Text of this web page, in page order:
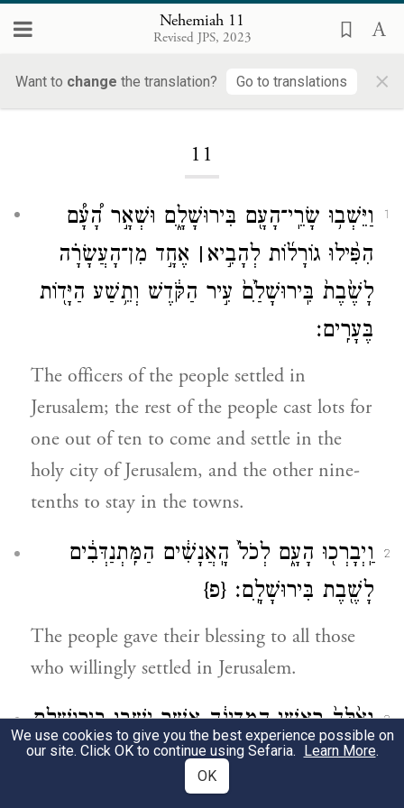
Nehemiah 11
Revised JPS, 2023
Want to change the translation? Go to translations ×
11
1
וַיֵּשְׁב֥וּ שָׂרֵֽי־הָעָ֖ם בִּירוּשָׁלָ֑͏ִם וּשְׁאָ֣ר הָ֠עָ֠ם
הִפִּ֨ילוּ גוֹרָל֜וֹת לְהָבִ֣יא ׀ אֶחָ֣ד מִן־הָעֲשָׂרָ֗ה
לָשֶׁ֙בֶת֙ בִּֽירוּשָׁלַ֙͏ִם֙ עִ֣יר הַקֹּ֔דֶשׁ וְתֵ֥שַׁע הַיָּד֖וֹת
בֶּעָרִֽים׃
The officers of the people settled in
Jerusalem; the rest of the people cast lots for
one out of ten to come and settle in the
holy city of Jerusalem, and the other nine-
tenths to stay in the towns.
2
וַֽיְבָרְכ֖וּ הָעָ֑ם לְכֹל֙ הָֽאֲנָשִׁ֔ים הַמִּֽתְנַדְּבִ֔ים
לָשֶׁ֖בֶת בִּירוּשָׁלָֽ͏ִם׃ {פ}
The people gave their blessing to all those
who willingly settled in Jerusalem.
3
וְאֵ֙לֶּה֙ רָאשֵׁ֣י הַמְּדִינָ֔ה אֲשֶׁ֥ר יָשְׁב֖וּ בִּירוּשָׁלָ֑͏ִם
וּבְעָרֵ֣י יְהוּדָ֗ה יָֽשְׁב֞וּ אִ֤ישׁ בַּאֲחֻזָּתוֹ֙ בְּעָ֣רֵיהֶ֔ם
יִשְׂרָאֵ֤ל הַכֹּהֲנִים֙ וְהַלְוִיִּ֣ם וְהַנְּתִינִ֔ים וּבְנֵ֖י
We use cookies to give you the best experience possible on
our site. Click OK to continue using Sefaria. Learn More.
OK